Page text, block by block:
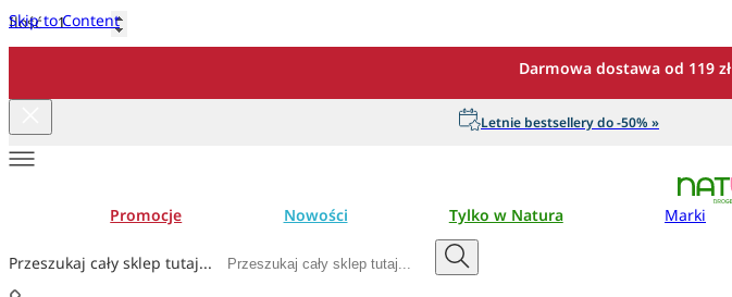
Skip to Content
Darmowa dostawa od 119 zł
Letnie bestsellery do -50% »
Promocje Nowości Tylko w Natura Marki
Przeszukaj cały sklep tutaj...
Ilość